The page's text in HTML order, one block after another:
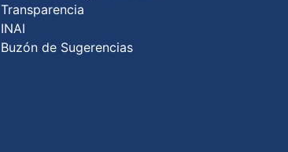
Transparencia
INAI
Buzón de Sugerencias